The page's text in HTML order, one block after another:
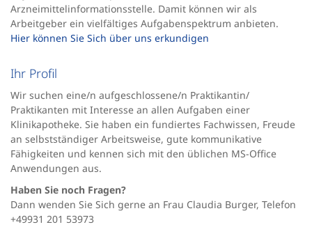
Arzneimittelinformationsstelle. Damit können wir als
Arbeitgeber ein vielfältiges Aufgabenspektrum anbieten.
Hier können Sie Sich über uns erkundigen
Ihr Profil
Wir suchen eine/n aufgeschlossene/n Praktikantin/
Praktikanten mit Interesse an allen Aufgaben einer
Klinikapotheke. Sie haben ein fundiertes Fachwissen, Freude
an selbstständiger Arbeitsweise, gute kommunikative
Fähigkeiten und kennen sich mit den üblichen MS-Office
Anwendungen aus.
Haben Sie noch Fragen?
Dann wenden Sie Sich gerne an Frau Claudia Burger, Telefon
+49931 201 53973